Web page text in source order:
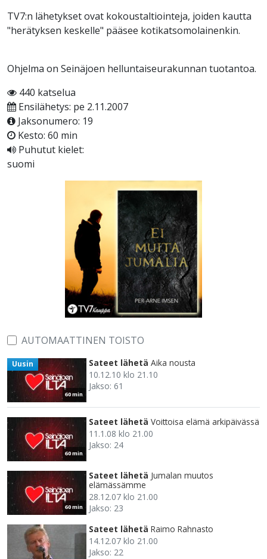
TV7:n lähetykset ovat kokoustaltiointeja, joiden kautta
"herätyksen keskelle" pääsee kotikatsomolainenkin.
Ohjelma on Seinäjoen helluntaiseurakunnan tuotantoa.
440 katselua
Ensilähetys: pe 2.11.2007
Jaksonumero: 19
Kesto: 60 min
Puhutut kielet:
suomi
AUTOMAATTINEN TOISTO
60 min
Uusin Sateet lähetä Aika nousta
10.12.10 klo 21.10
Jakso: 61
60 min
Sateet lähetä Voittoisa elämä arkipäivässä
11.1.08 klo 21.00
Jakso: 24
60 min
Sateet lähetä Jumalan muutos
elämässämme
28.12.07 klo 21.00
Jakso: 23
Sateet lähetä Raimo Rahnasto
14.12.07 klo 21.00
Jakso: 22